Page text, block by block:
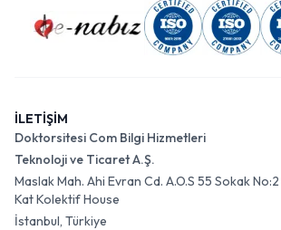
İLETİŞİM
Doktorsitesi Com Bilgi Hizmetleri
Teknoloji ve Ticaret A.Ş.
Maslak Mah. Ahi Evran Cd. A.O.S 55 Sokak
Kat Kolektif House
İstanbul, Türkiye